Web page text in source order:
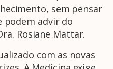
sem pensar
podem advir do
Rosiane Mattar.
com as novas